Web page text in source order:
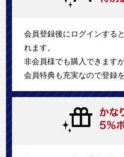
会員登録後にログインする
れます。
非会員様でも購入できます
会員特典も充実なので登録